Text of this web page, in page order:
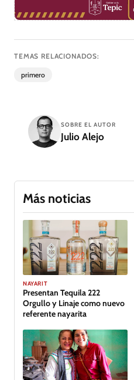
TEMAS RELACIONADOS:
primero
SOBRE EL AUTOR
Julio Alejo
Más noticias
GALERÍA
NAYARIT
Presentan Tequila 222
Orgullo y Linaje como nuevo
referente nayarita